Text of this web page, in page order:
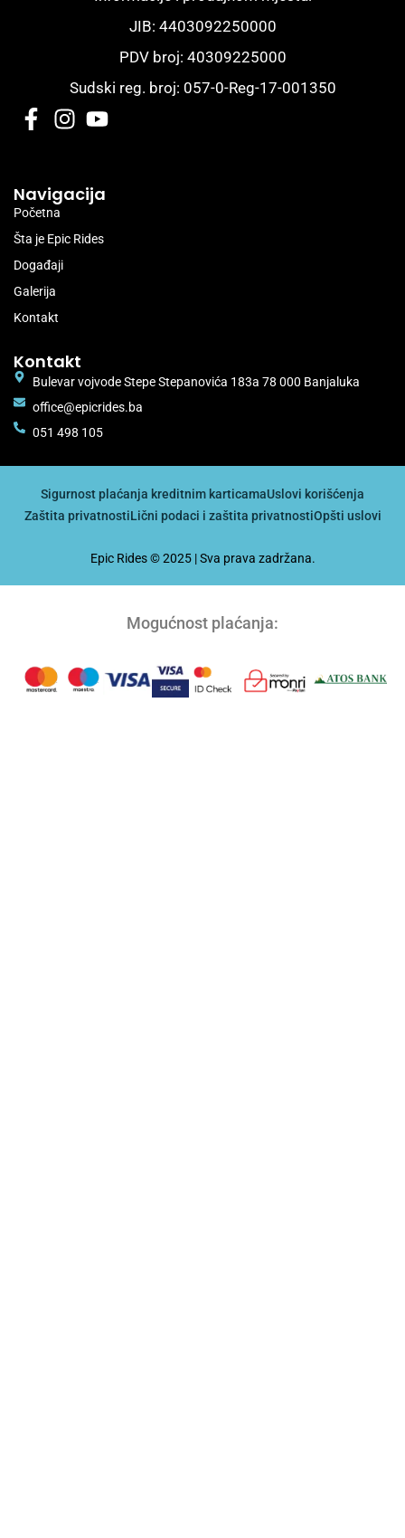
JIB: 4403092250000
PDV broj: 40309225000
Sudski reg. broj: 057-0-Reg-17-001350
Navigacija
Početna
Šta je Epic Rides
Događaji
Galerija
Kontakt
Kontakt
Bulevar vojvode Stepe Stepanovića 183a 78 000 Banjaluka
office@epicrides.ba
051 498 105
Sigurnost plaćanja kreditnim karticamaUslovi korišćenja
Zaštita privatnostiLični podaci i zaštita privatnostiOpšti uslovi
Epic Rides © 2025 | Sva prava zadržana.
Mogućnost plaćanja: